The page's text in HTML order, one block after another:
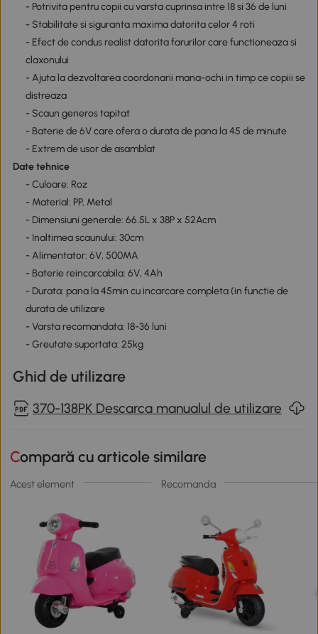
- Potrivita pentru copii cu varsta cuprinsa intre 18 si 36 de luni
- Stabilitate si siguranta maxima datorita celor 4 roti
- Efect de condus realist datorita farurilor care functioneaza si
claxonului
- Ajuta la dezvoltarea coordonarii mana-ochi in timp ce copiii se
distreaza
- Scaun generos tapitat
- Baterie de 6V care ofera o durata de pana la 45 de minute
- Extrem de usor de asamblat
Date tehnice
- Culoare: Roz
- Material: PP, Metal
- Dimensiuni generale: 66.5L x 38P x 52Acm
- Inaltimea scaunului: 30cm
- Alimentator: 6V, 500MA
- Baterie reincarcabila: 6V, 4Ah
- Durata: pana la 45min cu incarcare completa (in functie de
durata de utilizare
- Varsta recomandata: 18-36 luni
- Greutate suportata: 25kg
Ghid de utilizare
370-138PK Descarca manualul de utilizare
Compară cu articole similare
Acest element Recomanda